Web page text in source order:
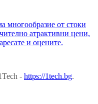
многообразие от стоки
атрактивни цени,
и оцените.
- https://1tech.bg.